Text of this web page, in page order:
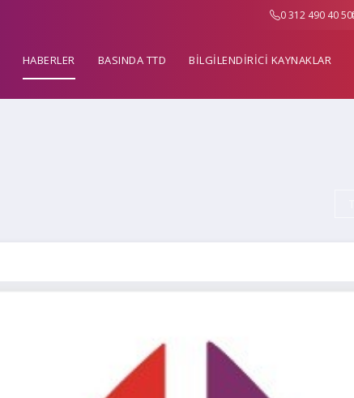
0 312 490 40 50
HABERLER BASINDA TTD BİLGİLENDİRİCİ KAYNAKLAR